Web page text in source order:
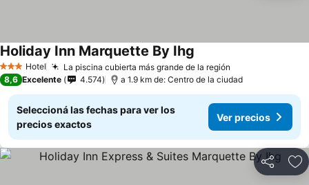
3 Estrellas
Hotel La piscina cubierta más grande de la región
Holiday Inn Marquette By Ihg
8,6 Excelente 4.574 a 1.9 km de: Centro de la ciudad
Seleccioná las fechas para ver los
precios exactos
Ver precios
Compartir